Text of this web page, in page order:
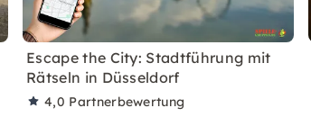
Escape the City: Stadtführung mit
Rätseln in Düsseldorf
4,0 Partnerbewertung